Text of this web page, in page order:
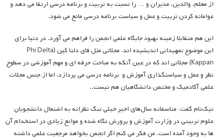
از معلم، والدین، مدیران و … را نسبت به تربیت و برنامه درسی ارتقا می دهد و
عوامانه کردن تربیت و عمل و سیاست برنامه درسی مانع می شود.
این هم متقابلا زمینه بهبود جایگاه علمی انجمن را فراهم می آورد. در دنیا برای
این موضوع تمهیداتی اندیشیده اند. مجلاتی مثل فای دلتا کپن (Phi Delta
Kappan) مجلاتی اند که در عین آنکه به مباحث حرفه ای و مهم آموزشی در سطوح
نظر و عمل و سیاستگذاری آموزش و برنامه درسی می پردازد، اما از جنس مجلات
علمی آکادمیک و مختص دانشگاهیان هم نیست..
نیک‌نام گفت: متاسفانه سال‌های اخیر خیلی تنگ نظرانه به اشتعال دانشجویان
علوم تربیتی در وزارت آموزش و پرورش نگاه شده و موانع زیادی در استخدام آن
ها به وجود آمده است. من فکر می کنم اگر انجمن بخواهد مرجعیت علمی داشته